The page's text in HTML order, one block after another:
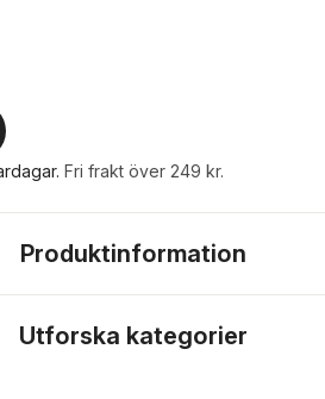
. Fri frakt över 249 kr.
Produktinformation
Utforska kategorier